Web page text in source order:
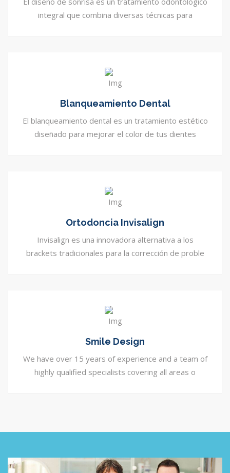
integral que combina diversas técnicas para
Blanqueamiento Dental
El blanqueamiento dental es un tratamiento estético
diseñado para mejorar el color de tus dientes
Ortodoncia Invisalign
Invisalign es una innovadora alternativa a los
brackets tradicionales para la corrección de proble
Smile Design
We have over 15 years of experience and a team of
highly qualified specialists covering all areas o